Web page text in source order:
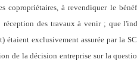
copropriétaires, à revendiquer le
des travaux à venir ; que
exclusivement assurée par la
de la décision entreprise sur la